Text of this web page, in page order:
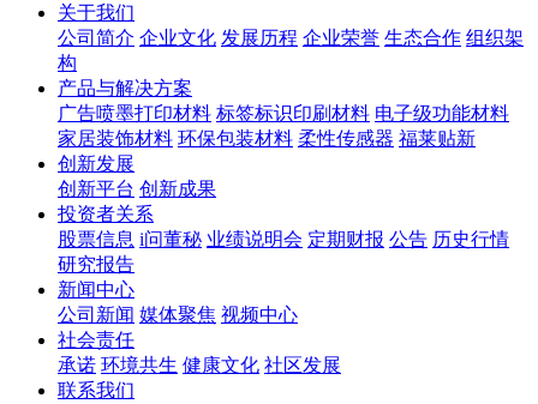
关于我们
公司简介 企业文化 发展历程 企业荣誉 生态合作 组织架
构
产品与解决方案
广告喷墨打印材料 标签标识印刷材料 电子级功能材料
家居装饰材料 环保包装材料 柔性传感器 福莱贴新
创新发展
创新平台 创新成果
投资者关系
股票信息 i问董秘 业绩说明会 定期财报 公告 历史行情
研究报告
新闻中心
公司新闻 媒体聚焦 视频中心
社会责任
承诺 环境共生 健康文化 社区发展
联系我们